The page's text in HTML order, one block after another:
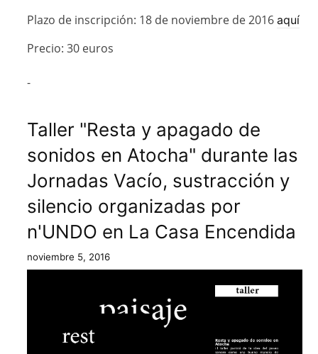
Plazo de inscripción: 18 de noviembre de 2016 aquí
Precio: 30 euros
-
Taller "Resta y apagado de
sonidos en Atocha" durante las
Jornadas Vacío, sustracción y
silencio organizadas por
n'UNDO en La Casa Encendida
noviembre 5, 2016